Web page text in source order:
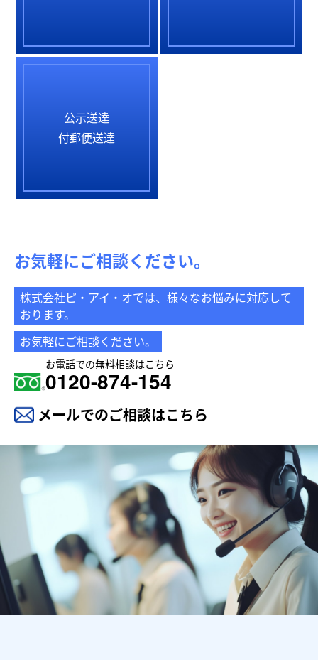
公示送達
付郵便送達
お気軽にご相談ください。
株式会社ピ・アイ・オでは、様々なお悩みに対応して
おります。
お気軽にご相談ください。
お電話での無料相談はこちら
0120-874-154
メールでのご相談はこちら